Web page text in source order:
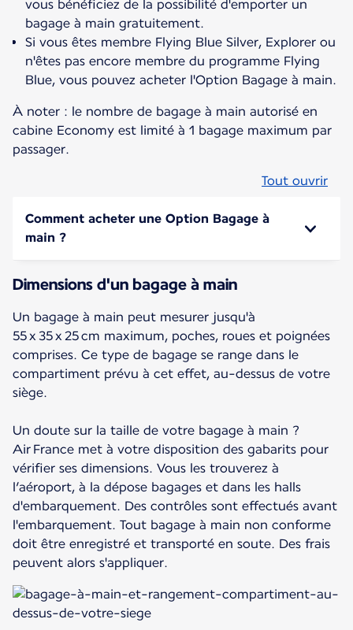
vous bénéficiez de la possibilité d'emporter un
bagage à main gratuitement.
Si vous êtes membre Flying Blue Silver, Explorer ou
n'êtes pas encore membre du programme Flying
Blue, vous pouvez acheter l'Option Bagage à main.
À noter : le nombre de bagage à main autorisé en
cabine Economy est limité à 1 bagage maximum par
passager.
Tout ouvrir
Comment acheter une Option Bagage à
main ?
Dimensions d'un bagage à main
Un bagage à main peut mesurer jusqu'à
55 x 35 x 25 cm maximum, poches, roues et poignées
comprises. Ce type de bagage se range dans le
compartiment prévu à cet effet, au-dessus de votre
siège.
Un doute sur la taille de votre bagage à main ?
Air France met à votre disposition des gabarits pour
vérifier ses dimensions. Vous les trouverez à
l’aéroport, à la dépose bagages et dans les halls
d'embarquement. Des contrôles sont effectués avant
l'embarquement. Tout bagage à main non conforme
doit être enregistré et transporté en soute. Des frais
peuvent alors s'appliquer.